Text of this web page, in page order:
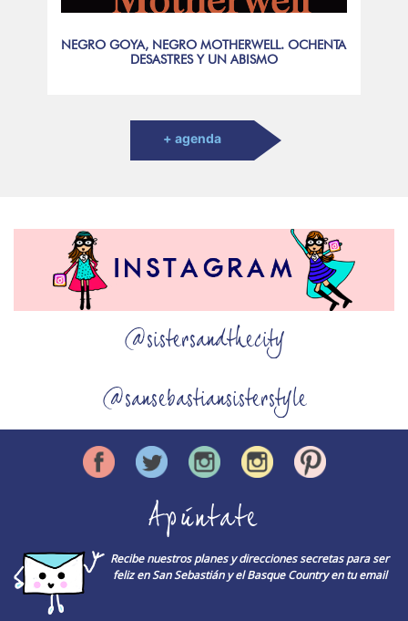
NEGRO GOYA, NEGRO MOTHERWELL. OCHENTA
DESASTRES Y UN ABISMO
+ agenda
@sistersandthecity
@sansebastiansisterstyle
Apúntate
Recibe nuestros planes y direcciones secretas para ser
feliz en San Sebastián y el Basque Country en tu email